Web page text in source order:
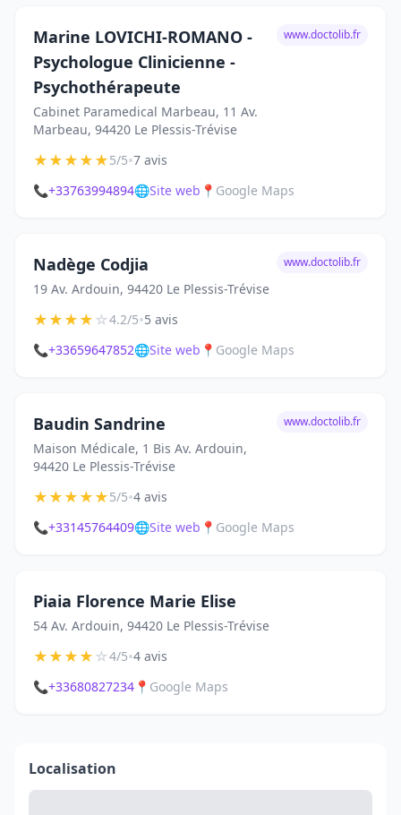
Marine LOVICHI-ROMANO -
Psychologue Clinicienne -
Psychothérapeute
Cabinet Paramedical Marbeau, 11 Av.
Marbeau, 94420 Le Plessis-Trévise
www.doctolib.fr
★★★★★5/5•7 avis
📞+33763994894🌐Site web 📍 Google Maps
Nadège Codjia
19 Av. Ardouin, 94420 Le Plessis-Trévise
www.doctolib.fr
★★★★☆4.2/5•5 avis
📞+33659647852🌐Site web 📍 Google Maps
Baudin Sandrine
Maison Médicale, 1 Bis Av. Ardouin,
94420 Le Plessis-Trévise
www.doctolib.fr
★★★★★5/5•4 avis
📞+33145764409🌐Site web 📍 Google Maps
Piaia Florence Marie Elise
54 Av. Ardouin, 94420 Le Plessis-Trévise
★★★★☆4/5•4 avis
📞+33680827234 📍 Google Maps
Localisation